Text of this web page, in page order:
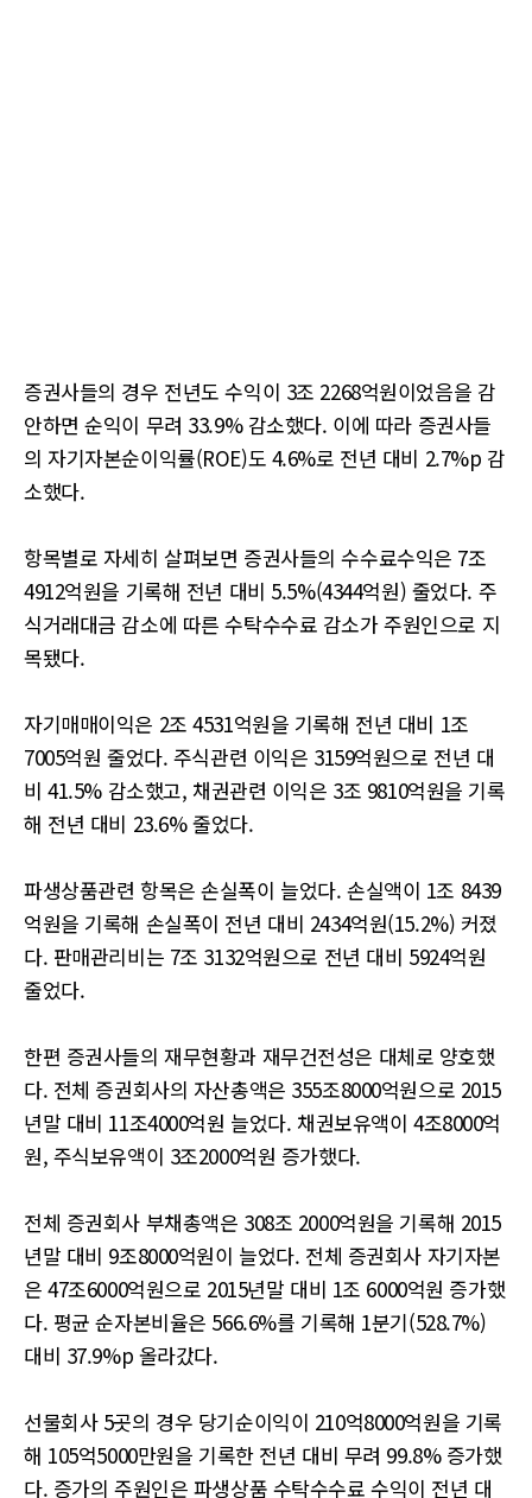
증권사들의 경우 전년도 수익이 3조 2268억원이었음을 감
안하면 순익이 무려 33.9% 감소했다. 이에 따라 증권사들
의 자기자본순이익률(ROE)도 4.6%로 전년 대비 2.7%p 감
소했다.
항목별로 자세히 살펴보면 증권사들의 수수료수익은 7조
4912억원을 기록해 전년 대비 5.5%(4344억원) 줄었다. 주
식거래대금 감소에 따른 수탁수수료 감소가 주원인으로 지
목됐다.
자기매매이익은 2조 4531억원을 기록해 전년 대비 1조
7005억원 줄었다. 주식관련 이익은 3159억원으로 전년 대
비 41.5% 감소했고, 채권관련 이익은 3조 9810억원을 기록
해 전년 대비 23.6% 줄었다.
파생상품관련 항목은 손실폭이 늘었다. 손실액이 1조 8439
억원을 기록해 손실폭이 전년 대비 2434억원(15.2%) 커졌
다. 판매관리비는 7조 3132억원으로 전년 대비 5924억원
줄었다.
한편 증권사들의 재무현황과 재무건전성은 대체로 양호했
다. 전체 증권회사의 자산총액은 355조8000억원으로 2015
년말 대비 11조4000억원 늘었다. 채권보유액이 4조8000억
원, 주식보유액이 3조2000억원 증가했다.
전체 증권회사 부채총액은 308조 2000억원을 기록해 2015
년말 대비 9조8000억원이 늘었다. 전체 증권회사 자기자본
은 47조6000억원으로 2015년말 대비 1조 6000억원 증가했
다. 평균 순자본비율은 566.6%를 기록해 1분기(528.7%)
대비 37.9%p 올라갔다.
선물회사 5곳의 경우 당기순이익이 210억8000억원을 기록
해 105억5000만원을 기록한 전년 대비 무려 99.8% 증가했
다. 증가의 주원인은 파생상품 수탁수수료 수익이 전년 대